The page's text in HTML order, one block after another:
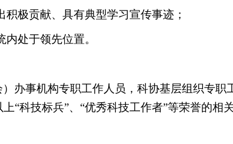
极贡献、具有典型学习宣传事迹；
处于领先位置。
办事机构专职工作人员，科协基层组织专职
“科技标兵”、“优秀科技工作者”等荣誉的相